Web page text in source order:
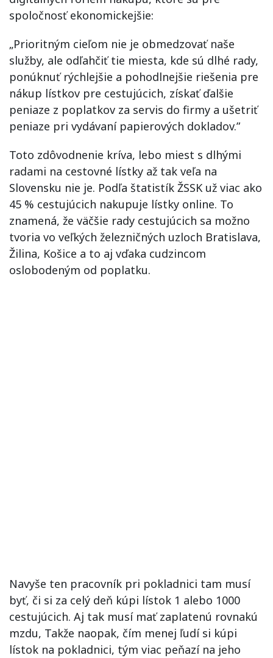
spoločnosť ekonomickejšie:
„Prioritným cieľom nie je obmedzovať naše
služby, ale odľahčiť tie miesta, kde sú dlhé rady,
ponúknuť rýchlejšie a pohodlnejšie riešenia pre
nákup lístkov pre cestujúcich, získať ďalšie
peniaze z poplatkov za servis do firmy a ušetriť
peniaze pri vydávaní papierových dokladov.”
Toto zdôvodnenie kríva, lebo miest s dlhými
radami na cestovné lístky až tak veľa na
Slovensku nie je. Podľa štatistík ŽSSK už viac ako
45 % cestujúcich nakupuje lístky online. To
znamená, že väčšie rady cestujúcich sa možno
tvoria vo veľkých železničných uzloch Bratislava,
Žilina, Košice a to aj vďaka cudzincom
oslobodeným od poplatku.
Navyše ten pracovník pri pokladnici tam musí
byť, či si za celý deň kúpi lístok 1 alebo 1000
cestujúcich. Aj tak musí mať zaplatenú rovnakú
mzdu, Takže naopak, čím menej ľudí si kúpi
lístok na pokladnici, tým viac peňazí na jeho